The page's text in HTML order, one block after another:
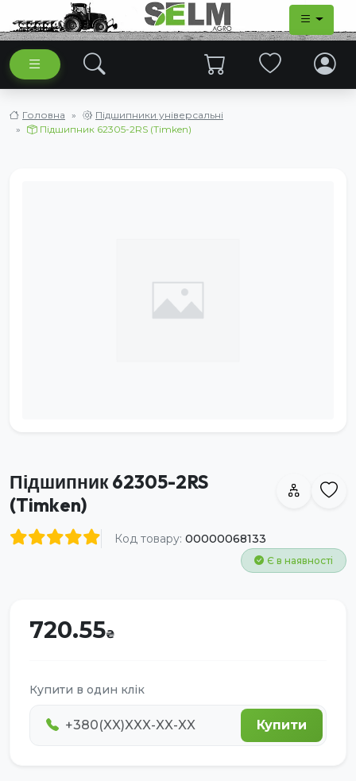
Головна
Підшипники універсальні
Підшипник 62305-2RS (Timken)
Підшипник 62305-2RS
(Timken)
Код товару: 00000068133
Є в наявності
720.55
Купити в один клік
Купити